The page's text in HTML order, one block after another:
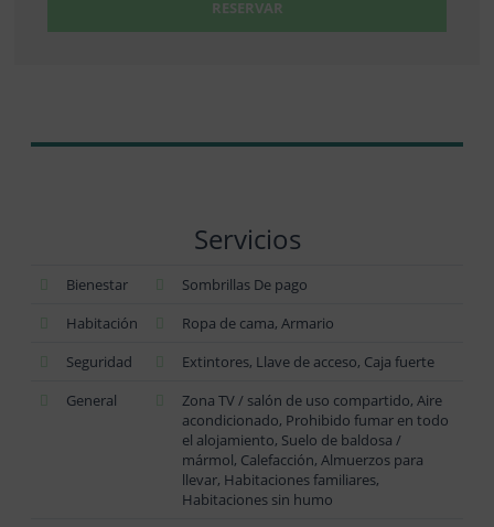
RESERVAR
Servicios
Bienestar
Sombrillas De pago
Habitación
Ropa de cama, Armario
Seguridad
Extintores, Llave de acceso, Caja fuerte
General
Zona TV / salón de uso compartido, Aire
acondicionado, Prohibido fumar en todo
el alojamiento, Suelo de baldosa /
mármol, Calefacción, Almuerzos para
llevar, Habitaciones familiares,
Habitaciones sin humo